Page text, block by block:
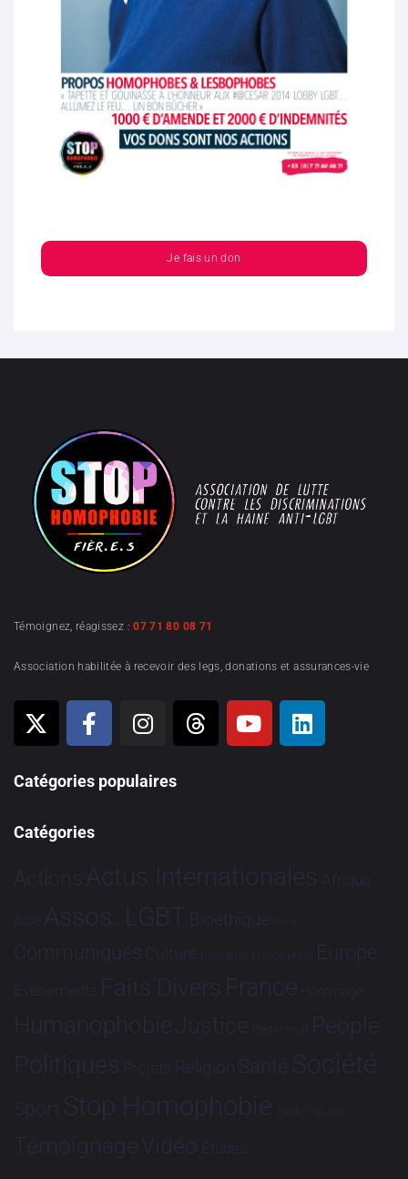
Je fais un don
Témoignez, réagissez :07 71 80 08 71
Association habilitée à recevoir des legs, donations et assurances-vie
Catégories populaires
Catégories
Actions Actus Internationales Afrique
Asie Assos. LGBT Bioéthique Brève
Communiqués Culture Dialogues France-Brésil Europe
Evénements Faits Divers France Hommage
HumanophobieJustice Partenariat People
Politiques Projets Religion Santé Société
Sport Stop Homophobie Tech Tribune
TémoignageVidéo Études